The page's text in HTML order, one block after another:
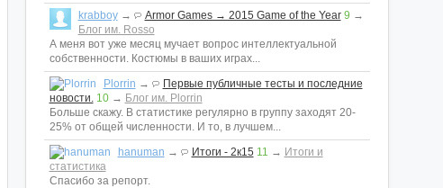
krabboy→ Armor Games → 2015 Game of the Year 9 →
Блог им. Rosso
А меня вот уже месяц мучает вопрос интеллектуальной
собственности. Костюмы в ваших играх...
Plorrin →
Первые публичные тесты и последние
новости. 10→ Блог им. Plorrin
Больше скажу. В статистике регулярно в группу заходят 20-
25% от общей численности. И то, в лучшем...
hanuman → Итоги - 2к15 11 → Итоги и
статистика
Спасибо за репорт.